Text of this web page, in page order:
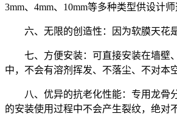
3mm、4mm、10mm等多种类型供设计师
六、无限的创造性：因为软膜天花
七、方便安装：可直接安装在墙壁
中，不会有溶剂挥发、不落尘、不对本
八、优异的抗老化性能：专用龙骨
的安装使用过程中不会产生裂纹，绝对